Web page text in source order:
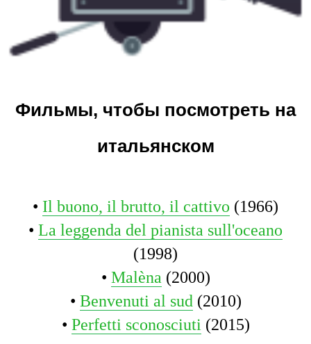
Фильмы, чтобы посмотреть на
итальянском
• Il buono, il brutto, il cattivo (1966)
• La leggenda del pianista sull'oceano
(1998)
• Malèna (2000)
• Benvenuti al sud (2010)
• Perfetti sconosciuti (2015)